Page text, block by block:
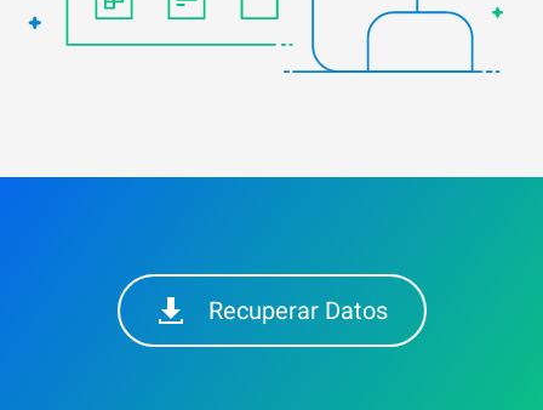
Recuperar Datos